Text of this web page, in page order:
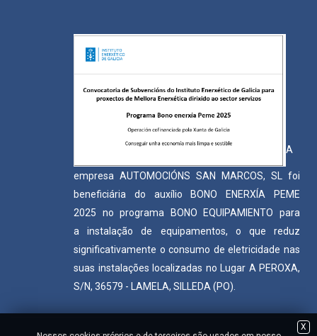
A
empresa AUTOMOCIÓNS SAN MARCOS, SL foi
beneficiária do auxílio BONO ENERXÍA PEME
2025 no programa BONO EQUIPAMIENTO para
a instalação de equipamentos, o que reduz
significativamente o consumo de eletricidade nas
suas instalações localizadas no Lugar A PEROXA,
S/N, 36579 - LAMELA, SILLEDA (PO).
X